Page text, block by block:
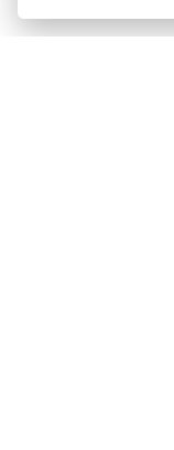
ประเภทธุรกิจไมซ์